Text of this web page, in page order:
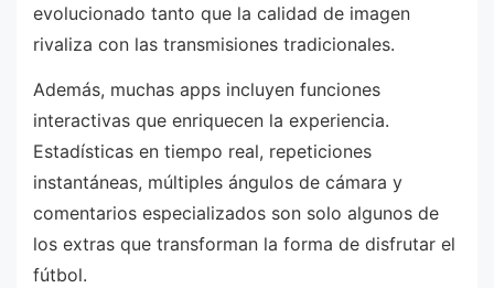
evolucionado tanto que la calidad de imagen
rivaliza con las transmisiones tradicionales.
Además, muchas apps incluyen funciones
interactivas que enriquecen la experiencia.
Estadísticas en tiempo real, repeticiones
instantáneas, múltiples ángulos de cámara y
comentarios especializados son solo algunos de
los extras que transforman la forma de disfrutar el
fútbol.